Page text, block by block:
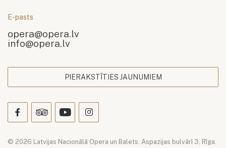
E-pasts
opera@opera.lv
info@opera.lv
PIERAKSTĪTIES JAUNUMIEM
© 2026 Latvijas Nacionālā Opera un Balets. Aspazijas bulvārī 3, Rīga.